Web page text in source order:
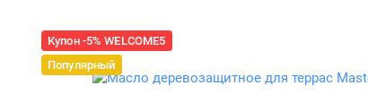
Купон -5% WELCOME5
Популярный